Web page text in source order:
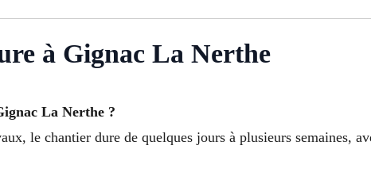
à Gignac La Nerthe
La Nerthe ?
le chantier dure de quelques jours à plusieurs semaines,